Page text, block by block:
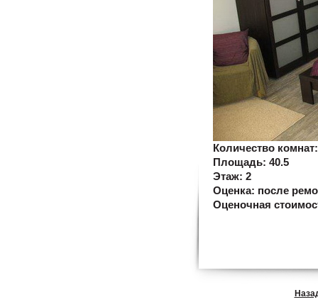
Количество
Площадь: 40.5
Этаж: 2
Оценка: после
Оценочная